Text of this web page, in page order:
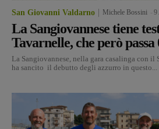
San Giovanni Valdarno Michele Bossini 9
La Sangiovannese tiene
Tavarnelle, che però passa
La Sangiovannese, nella gara casalinga con il
ha sancito il debutto degli azzurro in questo...